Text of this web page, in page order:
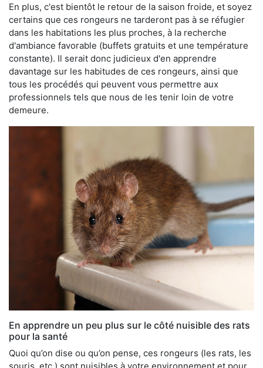
En plus, c'est bientôt le retour de la saison froide, et soyez
certains que ces rongeurs ne tarderont pas à se réfugier
dans les habitations les plus proches, à la recherche
d'ambiance favorable (buffets gratuits et une température
constante). Il serait donc judicieux d'en apprendre
davantage sur les habitudes de ces rongeurs, ainsi que
tous les procédés qui peuvent vous permettre aux
professionnels tels que nous de les tenir loin de votre
demeure.
En apprendre un peu plus sur le côté nuisible des rats
pour la santé
Quoi qu’on dise ou qu’on pense, ces rongeurs (les rats, les